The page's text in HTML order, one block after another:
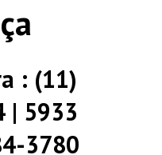
: (11)
| 5933
3780